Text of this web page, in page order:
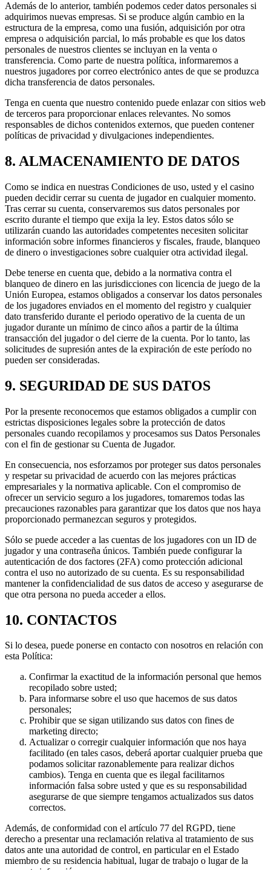
Además de lo anterior, también podemos ceder datos personales si
adquirimos nuevas empresas. Si se produce algún cambio en la
estructura de la empresa, como una fusión, adquisición por otra
empresa o adquisición parcial, lo más probable es que los datos
personales de nuestros clientes se incluyan en la venta o
transferencia. Como parte de nuestra política, informaremos a
nuestros jugadores por correo electrónico antes de que se produzca
dicha transferencia de datos personales.
Tenga en cuenta que nuestro contenido puede enlazar con sitios web
de terceros para proporcionar enlaces relevantes. No somos
responsables de dichos contenidos externos, que pueden contener
políticas de privacidad y divulgaciones independientes.
8. ALMACENAMIENTO DE DATOS
Como se indica en nuestras Condiciones de uso, usted y el casino
pueden decidir cerrar su cuenta de jugador en cualquier momento.
Tras cerrar su cuenta, conservaremos sus datos personales por
escrito durante el tiempo que exija la ley. Estos datos sólo se
utilizarán cuando las autoridades competentes necesiten solicitar
información sobre informes financieros y fiscales, fraude, blanqueo
de dinero o investigaciones sobre cualquier otra actividad ilegal.
Debe tenerse en cuenta que, debido a la normativa contra el
blanqueo de dinero en las jurisdicciones con licencia de juego de la
Unión Europea, estamos obligados a conservar los datos personales
de los jugadores enviados en el momento del registro y cualquier
dato transferido durante el periodo operativo de la cuenta de un
jugador durante un mínimo de cinco años a partir de la última
transacción del jugador o del cierre de la cuenta. Por lo tanto, las
solicitudes de supresión antes de la expiración de este período no
pueden ser consideradas.
9. SEGURIDAD DE SUS DATOS
Por la presente reconocemos que estamos obligados a cumplir con
estrictas disposiciones legales sobre la protección de datos
personales cuando recopilamos y procesamos sus Datos Personales
con el fin de gestionar su Cuenta de Jugador.
En consecuencia, nos esforzamos por proteger sus datos personales
y respetar su privacidad de acuerdo con las mejores prácticas
empresariales y la normativa aplicable. Con el compromiso de
ofrecer un servicio seguro a los jugadores, tomaremos todas las
precauciones razonables para garantizar que los datos que nos haya
proporcionado permanezcan seguros y protegidos.
Sólo se puede acceder a las cuentas de los jugadores con un ID de
jugador y una contraseña únicos. También puede configurar la
autenticación de dos factores (2FA) como protección adicional
contra el uso no autorizado de su cuenta. Es su responsabilidad
mantener la confidencialidad de sus datos de acceso y asegurarse de
que otra persona no pueda acceder a ellos.
10. CONTACTOS
Si lo desea, puede ponerse en contacto con nosotros en relación con
esta Política:
Confirmar la exactitud de la información personal que hemos
recopilado sobre usted;
Para informarse sobre el uso que hacemos de sus datos
personales;
Prohibir que se sigan utilizando sus datos con fines de
marketing directo;
Actualizar o corregir cualquier información que nos haya
facilitado (en tales casos, deberá aportar cualquier prueba que
podamos solicitar razonablemente para realizar dichos
cambios). Tenga en cuenta que es ilegal facilitarnos
información falsa sobre usted y que es su responsabilidad
asegurarse de que siempre tengamos actualizados sus datos
correctos.
Además, de conformidad con el artículo 77 del RGPD, tiene
derecho a presentar una reclamación relativa al tratamiento de sus
datos ante una autoridad de control, en particular en el Estado
miembro de su residencia habitual, lugar de trabajo o lugar de la